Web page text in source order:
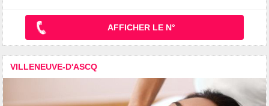
AFFICHER LE N°
VILLENEUVE-D'ASCQ